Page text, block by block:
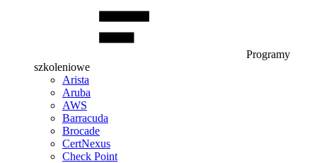
Programy
szkoleniowe
Arista
Aruba
AWS
Barracuda
Brocade
CertNexus
Check Point